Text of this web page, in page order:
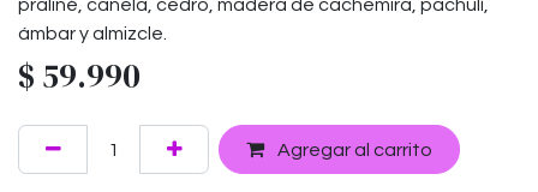
praliné, canela, cedro, madera de cachemira, pachulí,
ámbar y almizcle.
$ 59.990
Agregar al carrito